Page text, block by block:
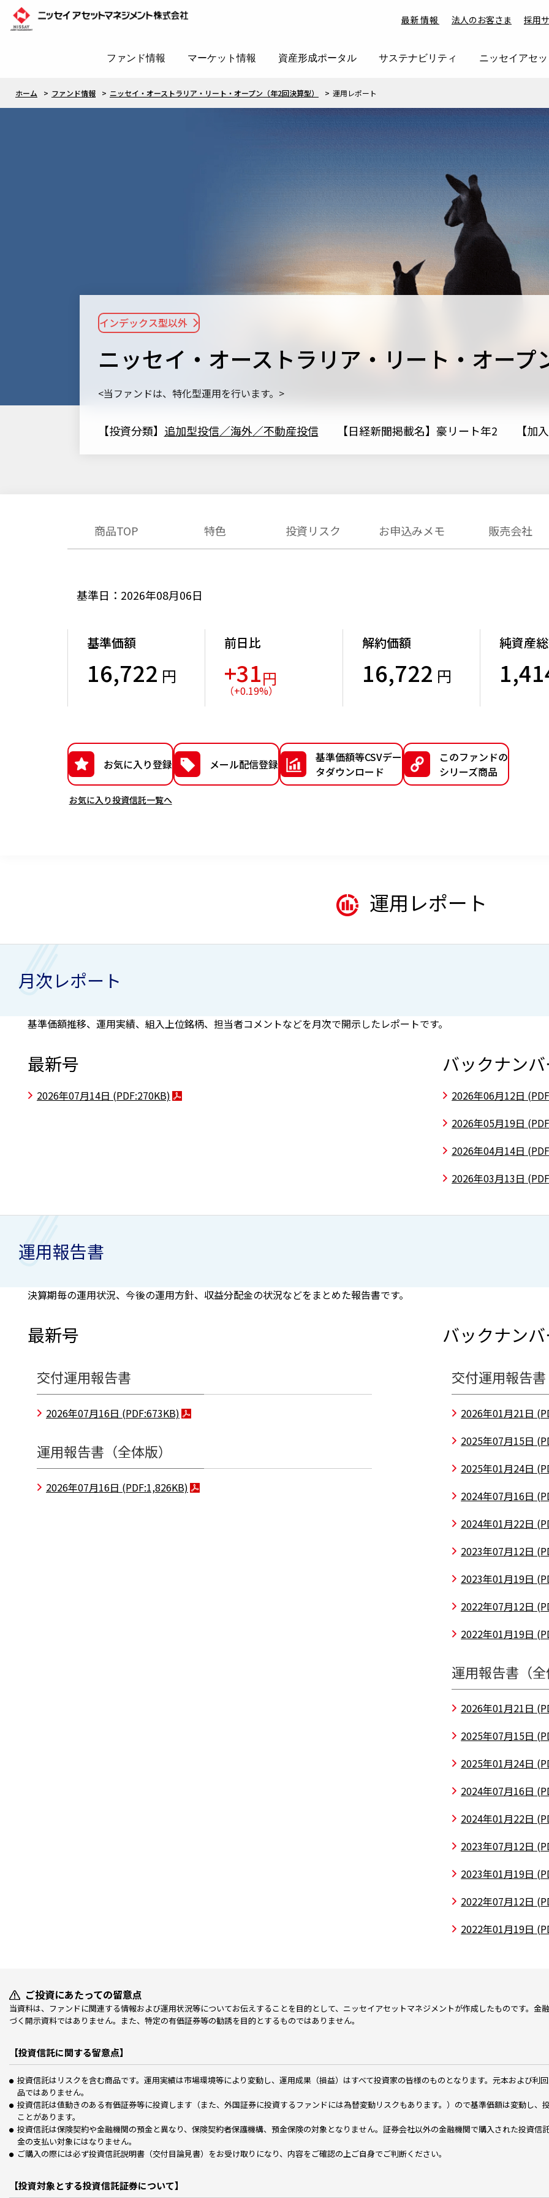
最新情報 法人のお客さま 採用
ファンド情報 マーケット情報 資産形成ポータル サステナビリティ ニッセイアセ
ホーム ファンド情報 ニッセイ・オーストラリア・リート・オープン（年2回決算型） 運用レポート
ニッセイ・オーストラリア・リート・オープ
インデックス型以外
<当ファンドは、特化型運用を行います。>
【投資分類】 追加型投信／海外／不動産投信 【日経新聞掲載名】豪リート年2 【加
商品TOP 特色 投資リスク お申込みメモ 販売会社
基準日：2026年08月06日
基準価額
16,722 円
前日比
+31円
（+0.19%）
解約価額
16,722 円
純資産
お気に入り登録
お気に入り投資信託一覧へ
メール配信登録
基準価額等CSVデー
タダウンロード
このファンドの
シリーズ商品
運用レポート
月次レポート
基準価額推移、運用実績、組入上位銘柄、担当者コメントなどを月次で開示したレポートです。
最新号
2026年07月14日 (PDF:270KB)
バックナン
2026年06月12日
2026年05月19日
2026年04月14日
2026年03月13日
運用報告書
決算期毎の運用状況、今後の運用方針、収益分配金の状況などをまとめた報告書です。
最新号
交付運用報告書
2026年07月16日 (PDF:673KB)
運用報告書（全体版）
2026年07月16日 (PDF:1,826KB)
バックナン
交付運用報告書
2026年01月21日
2025年07月15日
2025年01月24日
2024年07月16日
2024年01月22日
2023年07月12日
2023年01月19日
2022年07月12日
2022年01月19日
運用報告書（全
2026年01月21日
2025年07月15日
2025年01月24日
2024年07月16日
2024年01月22日
2023年07月12日
2023年01月19日
2022年07月12日
2022年01月19日
ご投資にあたっての留意点
当資料は、ファンドに関連する情報および運用状況等についてお伝えすることを目的として、ニッセイアセットマネジメントが作成したものです。金
づく開示資料ではありません。また、特定の有価証券等の勧誘を目的とするものではありません。
【投資信託に関する留意点】
投資信託はリスクを含む商品です。運用実績は市場環境等により変動し、運用成果（損益）はすべて投資家の皆様のものとなります。元本および利
品ではありません。
投資信託は値動きのある有価証券等に投資します（また、外国証券に投資するファンドには為替変動リスクもあります。）ので基準価額は変動し、
ことがあります。
投資信託は保険契約や金融機関の預金と異なり、保険契約者保護機構、預金保険の対象となりません。証券会社以外の金融機関で購入された投資信
金の支払い対象にはなりません。
ご購入の際には必ず投資信託説明書（交付目論見書）をお受け取りになり、内容をご確認の上ご自身でご判断ください。
【投資対象とする投資信託証券について】